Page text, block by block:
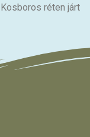
réten járt